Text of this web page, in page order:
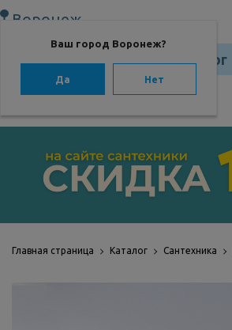
Воронеж
Ваш город Воронеж?
Да Нет
Каталог
Сантехника
Главная страница Каталог Сантехника